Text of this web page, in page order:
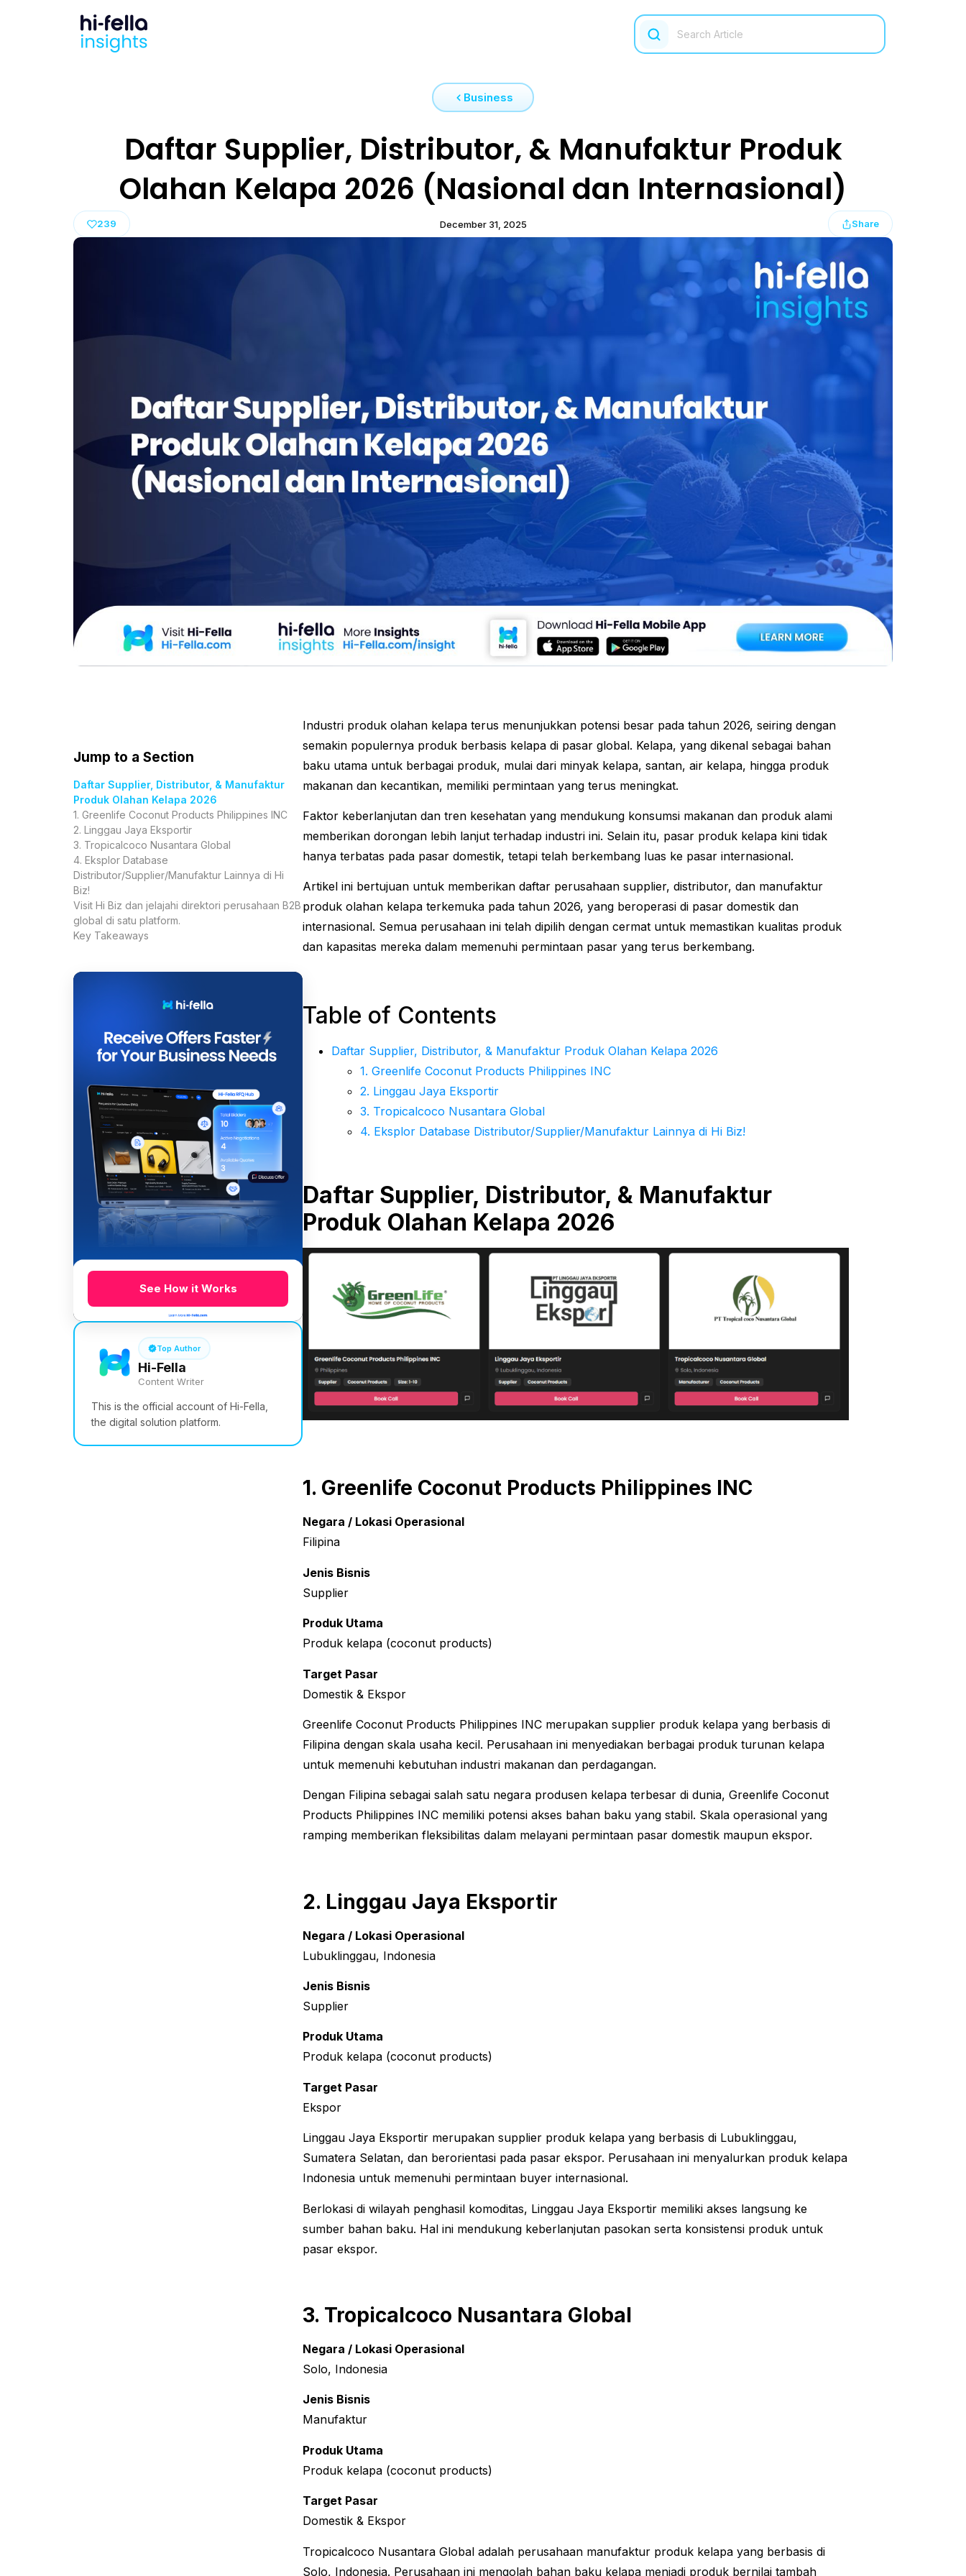
Business
Daftar Supplier, Distributor, & Manufaktur Produk
Olahan Kelapa 2026 (Nasional dan Internasional)
239 December 31, 2025 Share
Jump to a Section
Daftar Supplier, Distributor, & Manufaktur
Produk Olahan Kelapa 2026
1. Greenlife Coconut Products Philippines INC
2. Linggau Jaya Eksportir
3. Tropicalcoco Nusantara Global
4. Eksplor Database
Distributor/Supplier/Manufaktur Lainnya di Hi
Biz!
Visit Hi Biz dan jelajahi direktori perusahaan B2B
global di satu platform.
Key Takeaways
See How it Works
Top Author
Hi-Fella
Content Writer
This is the official account of Hi-Fella,
the digital solution platform.
Industri produk olahan kelapa terus menunjukkan potensi besar pada tahun 2026, seiring dengan
semakin populernya produk berbasis kelapa di pasar global. Kelapa, yang dikenal sebagai bahan
baku utama untuk berbagai produk, mulai dari minyak kelapa, santan, air kelapa, hingga produk
makanan dan kecantikan, memiliki permintaan yang terus meningkat.
Faktor keberlanjutan dan tren kesehatan yang mendukung konsumsi makanan dan produk alami
memberikan dorongan lebih lanjut terhadap industri ini. Selain itu, pasar produk kelapa kini tidak
hanya terbatas pada pasar domestik, tetapi telah berkembang luas ke pasar internasional.
Artikel ini bertujuan untuk memberikan daftar perusahaan supplier, distributor, dan manufaktur
produk olahan kelapa terkemuka pada tahun 2026, yang beroperasi di pasar domestik dan
internasional. Semua perusahaan ini telah dipilih dengan cermat untuk memastikan kualitas produk
dan kapasitas mereka dalam memenuhi permintaan pasar yang terus berkembang.
Table of Contents
Daftar Supplier, Distributor, & Manufaktur Produk Olahan Kelapa 2026
1. Greenlife Coconut Products Philippines INC
2. Linggau Jaya Eksportir
3. Tropicalcoco Nusantara Global
4. Eksplor Database Distributor/Supplier/Manufaktur Lainnya di Hi Biz!
Daftar Supplier, Distributor, & Manufaktur
Produk Olahan Kelapa 2026
1. Greenlife Coconut Products Philippines INC
Negara / Lokasi Operasional
Filipina
Jenis Bisnis
Supplier
Produk Utama
Produk kelapa (coconut products)
Target Pasar
Domestik & Ekspor
Greenlife Coconut Products Philippines INC merupakan supplier produk kelapa yang berbasis di
Filipina dengan skala usaha kecil. Perusahaan ini menyediakan berbagai produk turunan kelapa
untuk memenuhi kebutuhan industri makanan dan perdagangan.
Dengan Filipina sebagai salah satu negara produsen kelapa terbesar di dunia, Greenlife Coconut
Products Philippines INC memiliki potensi akses bahan baku yang stabil. Skala operasional yang
ramping memberikan fleksibilitas dalam melayani permintaan pasar domestik maupun ekspor.
2. Linggau Jaya Eksportir
Negara / Lokasi Operasional
Lubuklinggau, Indonesia
Jenis Bisnis
Supplier
Produk Utama
Produk kelapa (coconut products)
Target Pasar
Ekspor
Linggau Jaya Eksportir merupakan supplier produk kelapa yang berbasis di Lubuklinggau,
Sumatera Selatan, dan berorientasi pada pasar ekspor. Perusahaan ini menyalurkan produk kelapa
Indonesia untuk memenuhi permintaan buyer internasional.
Berlokasi di wilayah penghasil komoditas, Linggau Jaya Eksportir memiliki akses langsung ke
sumber bahan baku. Hal ini mendukung keberlanjutan pasokan serta konsistensi produk untuk
pasar ekspor.
3. Tropicalcoco Nusantara Global
Negara / Lokasi Operasional
Solo, Indonesia
Jenis Bisnis
Manufaktur
Produk Utama
Produk kelapa (coconut products)
Target Pasar
Domestik & Ekspor
Tropicalcoco Nusantara Global adalah perusahaan manufaktur produk kelapa yang berbasis di
Solo, Indonesia. Perusahaan ini mengolah bahan baku kelapa menjadi produk bernilai tambah